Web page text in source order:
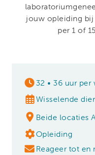
jouw opleiding bij
per 1 of
32 • 36 uur per
Wisselende
Beide locaties
Opleiding
Reageer tot en